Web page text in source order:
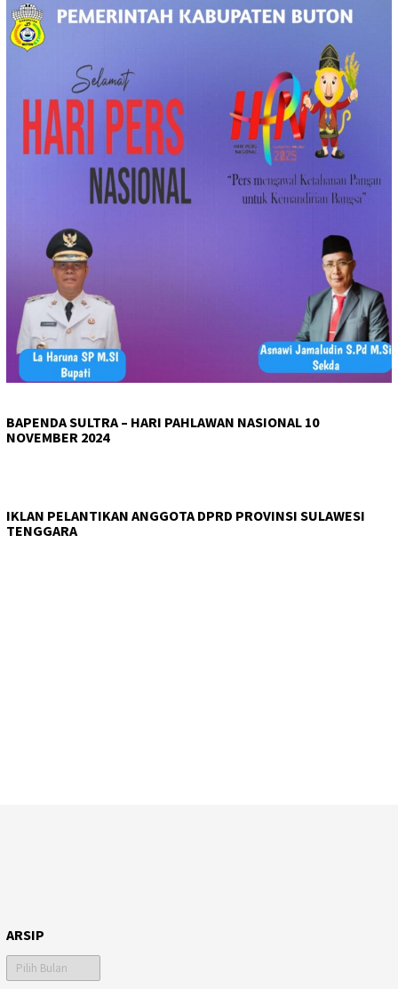
BAPENDA SULTRA – HARI PAHLAWAN NASIONAL 10
NOVEMBER 2024
IKLAN PELANTIKAN ANGGOTA DPRD PROVINSI SULAWESI
TENGGARA
ARSIP
Arsip